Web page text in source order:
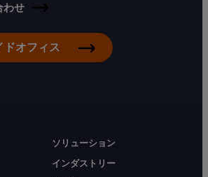
わせ
ドオフィス
ソリューション
インダストリー